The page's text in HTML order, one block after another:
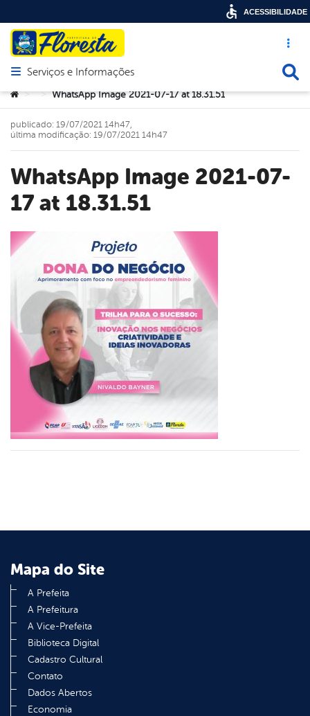
Acesso
Abrir menu principal de navegação
Serviços e Informações
Você está aqui:
> > WhatsApp Image 2021-07-17 at 18.31.51
WhatsApp Image 2021-07-
17 at 18.31.51
publicado: 19/07/2021 14h47,
última modificação: 19/07/2021 14h47
Mapa do Site
A Prefeita
A Prefeitura
A Vice-Prefeita
Biblioteca Digital
Cadastro Cultural
Contato
Dados Abertos
Economia
ACESSIBILIDADE